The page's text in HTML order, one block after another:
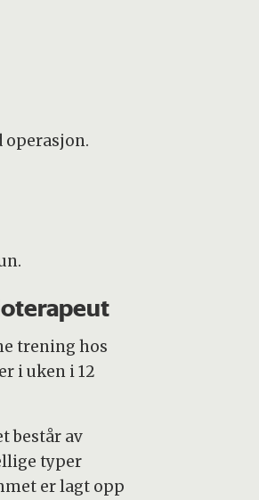
operasjon.
trening hos
i uken i 12
består av
typer
er lagt opp